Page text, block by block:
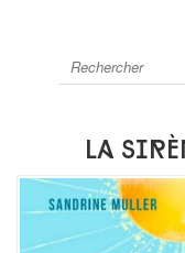
le
La